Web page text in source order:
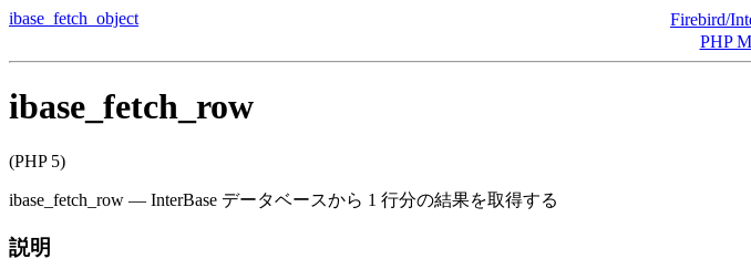
ibase_fetch_object
Firebird/
PHP
ibase_fetch_row
(PHP 5)
ibase_fetch_row — InterBase データベースから 1 行分の結果を取得する
説明